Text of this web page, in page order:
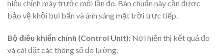
hiệu chỉnh máy trước mỗi lần đo. Bàn chuẩn này cần được
bảo vệ khỏi bụi bẩn và ánh sáng mặt trời trực tiếp.
Bộ điều khiển chính (Control Unit): Nơi hiển thị kết quả đo
và cài đặt các thông số đo lường.